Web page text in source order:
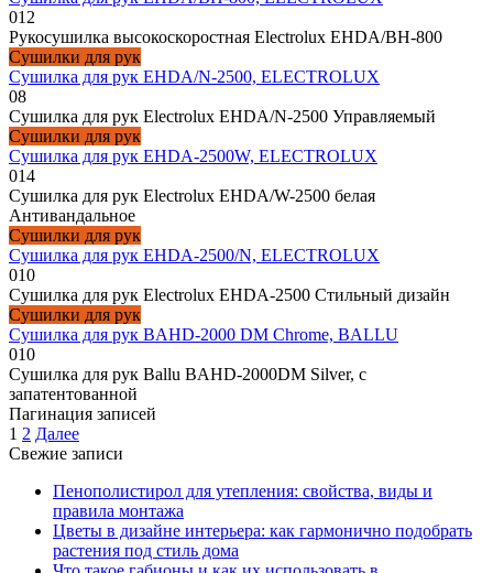
012
Рукосушилка высокоскоростная Electrolux EHDA/BH-800
Сушилки для рук
Сушилка для рук EHDA/N-2500, ELECTROLUX
08
Cушилка для рук Electrolux EHDA/N-2500 Управляемый
Сушилки для рук
Сушилка для рук EHDA-2500W, ELECTROLUX
014
Cушилка для рук Electrolux EHDA/W-2500 белая
Антивандальное
Сушилки для рук
Сушилка для рук EHDA-2500/N, ELECTROLUX
010
Cушилка для рук Electrolux EHDA-2500 Стильный дизайн
Сушилки для рук
Сушилка для рук BAHD-2000 DM Chrome, BALLU
010
Сушилка для рук Ballu BAHD-2000DM Silver, с
запатентованной
Пагинация записей
1 2 Далее
Свежие записи
Пенополистирол для утепления: свойства, виды и
правила монтажа
Цветы в дизайне интерьера: как гармонично подобрать
растения под стиль дома